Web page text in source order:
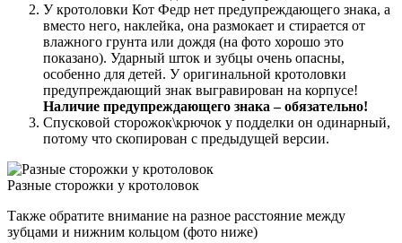
У кротоловки Кот Федр нет предупреждающего знака, а
вместо него, наклейка, она размокает и стирается от
влажного грунта или дождя (на фото хорошо это
показано). Ударный шток и зубцы очень опасны,
особенно для детей. У оригинальной кротоловки
предупреждающий знак выгравирован на корпусе!
Наличие предупреждающего знака – обязательно!
Спусковой сторожок\крючок у подделки он одинарный,
потому что скопирован с предыдущей версии.
Разные сторожки у кротоловок
Также обратите внимание на разное расстояние между
зубцами и нижним кольцом (фото ниже)